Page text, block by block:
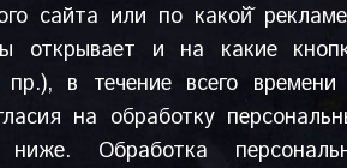
сайта или по какой̆
открывает и на какие
пр.), в течение всего
на обработку
Обработка